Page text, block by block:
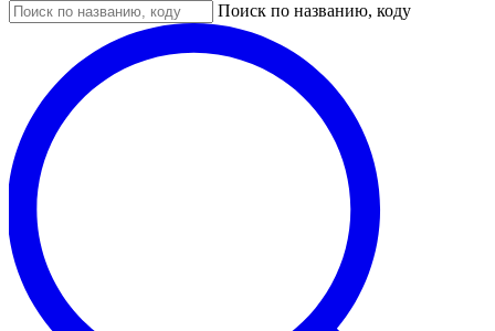
Поиск по названию, коду